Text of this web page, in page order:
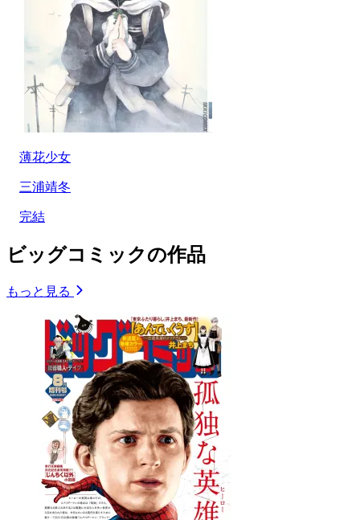
薄花少女
三浦靖冬
完結
ビッグコミックの作品
もっと見る